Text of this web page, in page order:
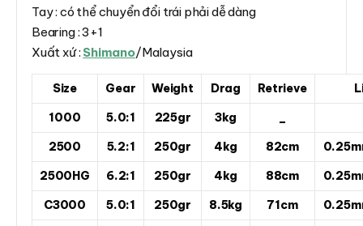
Tay : có thể chuyển đổi trái phải dễ dàng
Bearing : 3+1
Xuất xứ : Shimano/Malaysia
Size Gear Weight Drag Retrieve
1000
5.0:1 225gr 3kg
2500
5.2:1 250gr 4kg 82cm
2500HG
6.2:1 250gr 4kg 88cm
C3000
5.0:1 250gr 8.5kg 71cm